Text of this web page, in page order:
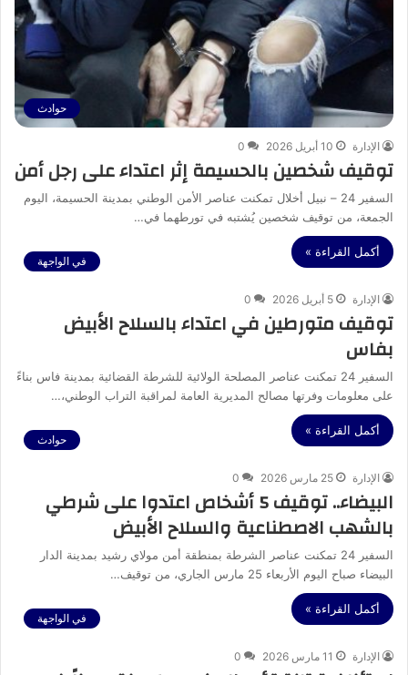
حوادث
الإدارة 10 أبريل 2026 0
توقيف شخصين بالحسيمة إثر اعتداء على رجل أمن
السفير 24 – نبيل أخلال تمكنت عناصر الأمن الوطني بمدينة الحسيمة، اليوم
الجمعة، من توقيف شخصين يُشتبه في تورطهما في…
أكمل القراءة »
في الواجهة
الإدارة 5 أبريل 2026 0
توقيف متورطين في اعتداء بالسلاح الأبيض
بفاس
السفير 24 تمكنت عناصر المصلحة الولائية للشرطة القضائية بمدينة فاس بناءً
على معلومات وفرتها مصالح المديرية العامة لمراقبة التراب الوطني،…
أكمل القراءة »
حوادث
الإدارة 25 مارس 2026 0
البيضاء.. توقيف 5 أشخاص اعتدوا على شرطي
بالشهب الاصطناعية والسلاح الأبيض
السفير 24 تمكنت عناصر الشرطة بمنطقة أمن مولاي رشيد بمدينة الدار
البيضاء صباح اليوم الأربعاء 25 مارس الجاري، من توقيف…
أكمل القراءة »
في الواجهة
الإدارة 11 مارس 2026 0